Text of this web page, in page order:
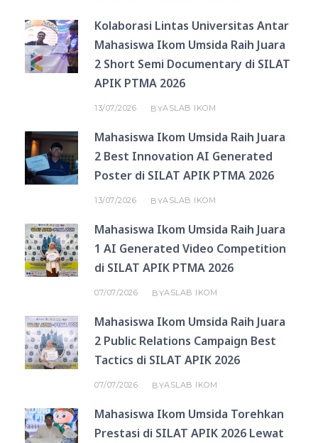
Kolaborasi Lintas Universitas Antar
Mahasiswa Ikom Umsida Raih Juara
2 Short Semi Documentary di SILAT
APIK PTMA 2026
13/07/2026 BYASLAB IKOM
Mahasiswa Ikom Umsida Raih Juara
2 Best Innovation AI Generated
Poster di SILAT APIK PTMA 2026
13/07/2026 BYASLAB IKOM
Mahasiswa Ikom Umsida Raih Juara
1 AI Generated Video Competition
di SILAT APIK PTMA 2026
07/07/2026 BYASLAB IKOM
Mahasiswa Ikom Umsida Raih Juara
2 Public Relations Campaign Best
Tactics di SILAT APIK 2026
07/07/2026 BYASLAB IKOM
Mahasiswa Ikom Umsida Torehkan
Prestasi di SILAT APIK 2026 Lewat